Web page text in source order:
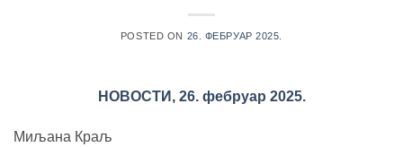
POSTED ON 26. ФЕБРУАР 2025.
НОВОСТИ, 26. фебруар 2025.
Миљана Краљ